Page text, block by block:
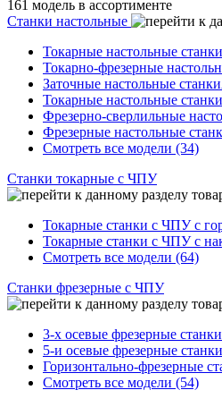
161 модель в ассортименте
Станки настольные
Токарные настольные
Токарно-фрезерные
Заточные настольные станки
Токарные настольные станки
Фрезерно-сверлильные
Фрезерные настольные
Смотреть все модели (34)
Станки токарные с ЧПУ
Токарные станки с ЧПУ с
Токарные станки с ЧПУ с
Смотреть все модели (64)
Станки фрезерные с ЧПУ
3-х осевые фрезерные
5-и осевые фрезерные
Горизонтально-фрезерные
Смотреть все модели (54)